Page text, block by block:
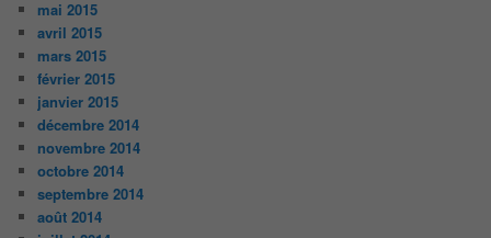
mai 2015
avril 2015
mars 2015
février 2015
janvier 2015
décembre 2014
novembre 2014
octobre 2014
septembre 2014
août 2014